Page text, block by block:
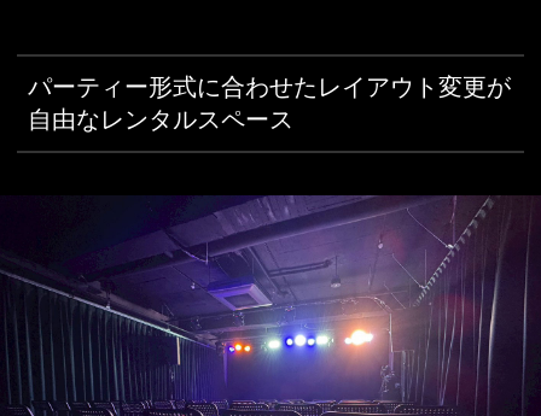
パーティー形式に合わせたレイアウト変更が
自由なレンタルスペース